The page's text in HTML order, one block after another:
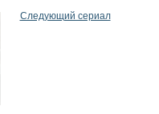
Следующий сериал